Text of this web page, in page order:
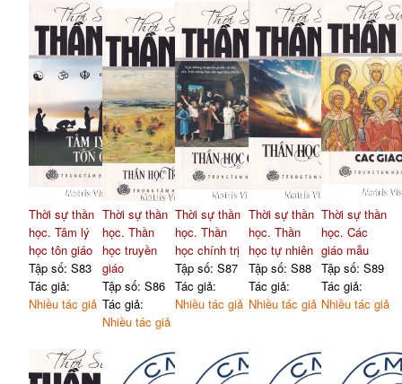
Thời sự thần
học. Tâm lý
học tôn giáo
Tập số: S83
Tác giả:
Nhiều tác giả
Thời sự thần
học. Thần
học truyền
giáo
Tập số: S86
Tác giả:
Nhiều tác giả
Thời sự thần
học. Thần
học chính trị
Tập số: S87
Tác giả:
Nhiều tác giả
Thời sự thần
học. Thần
học tự nhiên
Tập số: S88
Tác giả:
Nhiều tác giả
Thời sự thần
học. Các
giáo mẫu
Tập số: S89
Tác giả:
Nhiều tác giả